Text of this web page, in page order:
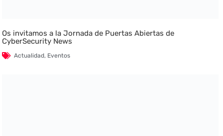
Os invitamos a la Jornada de Puertas Abiertas de
CyberSecurity News
Actualidad, Eventos